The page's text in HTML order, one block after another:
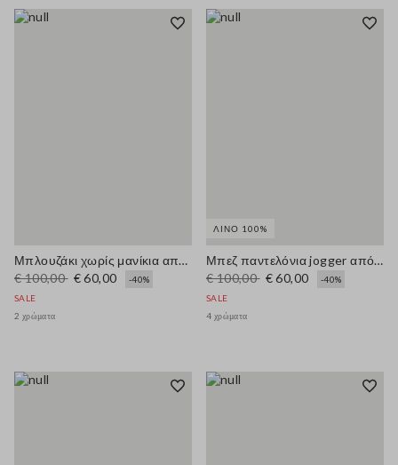
Μπλουζάκι χωρίς μανίκια από μείγμα βαμβακιού με πολύχρωμες ρίγες, κανονική εφαρμογή
€ 100,00 € 60,00
-40%
SALE
2 χρώματα
ΛΙΝΌ 100%
Μπεζ παντελόνια jogger από καθαρό λινό με φαρδιά πόδι
€ 100,00 € 60,00
-40%
SALE
4 χρώματα